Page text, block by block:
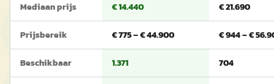
Mediaan prijs € 14.440 € 21.690
Prijsbereik € 775 – € 44.900 € 944 – €
Beschikbaar 1.371 704